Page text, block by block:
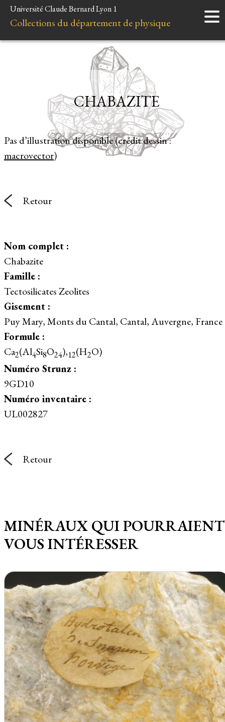
Accueil
Instruments
Liens et ressources
Université Claude Bernard Lyon 1
Collections du département de physique
Pas d’illustration disponible (crédit dessin :
macrovector)
CHABAZITE
Retour
Nom complet :
Chabazite
Famille :
Tectosilicates Zeolites
Gisement :
Puy Mary, Monts du Cantal, Cantal, Auvergne, France
Formule :
Ca2(Al4Si8O24),12(H2O)
Numéro Strunz :
9GD10
Numéro inventaire :
UL002827
Retour
MINÉRAUX QUI POURRAIENT
VOUS INTÉRESSER